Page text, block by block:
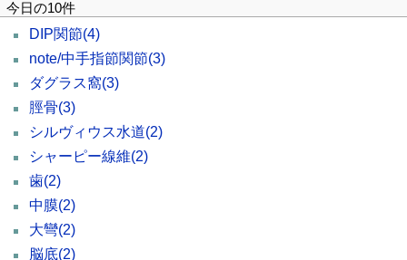
今日の10件
DIP関節(4)
note/中手指節関節(3)
ダグラス窩(3)
脛骨(3)
シルヴィウス水道(2)
シャーピー線維(2)
歯(2)
中膜(2)
大彎(2)
脳底(2)